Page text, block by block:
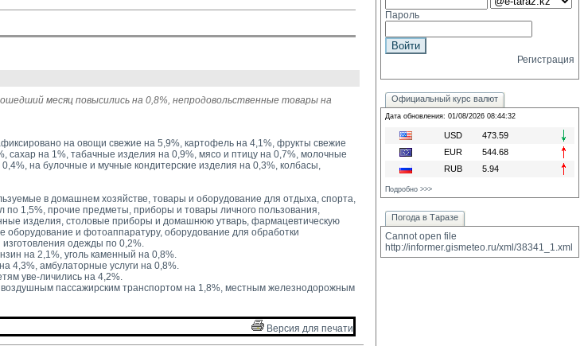
месяц повысились на 0,8%, непродовольственные товары на
на овощи свежие на 5,9%, картофель на 4,1%, фрукты свежие
сахар на 1%, табачные изделия на 0,9%, мясо и птицу на 0,7%, молочные
на булочные и мучные кондитерские изделия на 0,3%, колбасы,
в домашнем хозяйстве, товары и оборудование для отдыха, спорта,
по 1,5%, прочие предметы, приборы и товары личного пользования,
изделия, столовые приборы и домашнюю утварь, фармацевтическую
оборудование и фотоаппаратуру, оборудование для обработки
одежды по 0,2%.
на 2,1%, уголь каменный на 0,8%.
4,3%, амбулаторные услуги на 0,8%.
уве-личились на 4,2%.
пассажирским транспортом на 1,8%, местным железнодорожным
Версия для печати
Пароль
Регистрация
Официальный курс валют
Дата обновления: 01/08/2026 08:44:32
USD
473.59
EUR
544.68
RUB
5.94
Подробно >>>
Погода в Таразе
Cannot open file
http://informer.gismeteo.ru/xml/38341_1.xml